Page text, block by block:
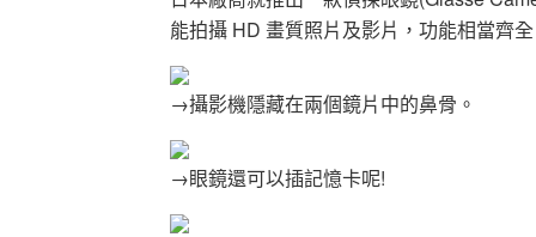
能拍攝 HD 畫質照片及影片，功能相當齊
→攝影機隱藏在兩個鏡片中的鼻骨。
→眼鏡還可以插記憶卡呢!